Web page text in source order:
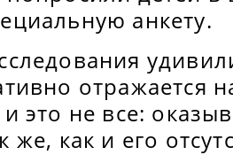
анкету.
отражается
это не все:
же, как и его